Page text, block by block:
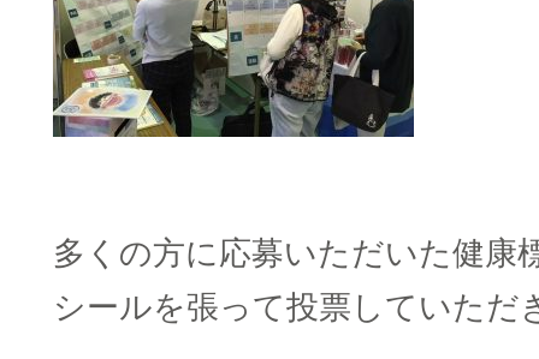
多くの方に応募いただいた健康
シールを張って投票していただ